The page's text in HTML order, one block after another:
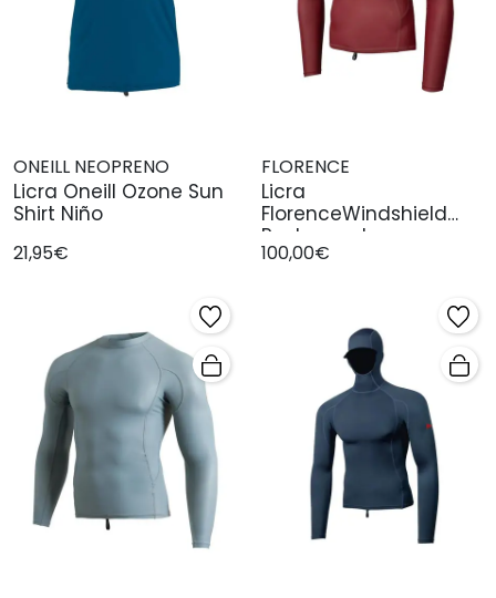
ONEILL NEOPRENO
Licra Oneill Ozone Sun
Shirt Niño
21,95€
FLORENCE
Licra
FlorenceWindshield
Rashguard
100,00€